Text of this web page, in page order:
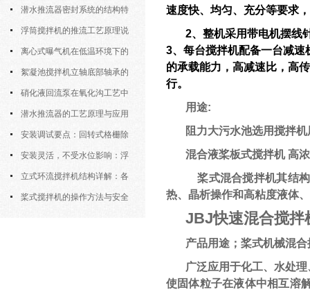
潜水推流器密封系统的结构特
点与渗漏故障处理
浮筒搅拌机的推流工艺原理说
明 离心式曝气机在低温环境下的
运行特性与防冻措施
絮凝池搅拌机立轴底部轴承的
密封防水与免维护设计
硝化液回流泵在氧化沟工艺中
的布置位置对回流效果的影响
潜水推流器的工艺原理与应用
逻辑安装调试要点：回转式格栅除
污机的土建配合要求与水平度校准
安装灵活，不受水位影响：浮
筒式曝气机的结构优势与适用场景
立式环流搅拌机结构详解：各
部件的功能与协同
桨式搅拌机的操作方法与安全
速度快、均匀、充分等要求
2、整机采用带电机摆线
3、每台搅拌机配备一台减
的承载能力，高减速比，高
行。
用途:
阻力大污水池选用搅拌
混合液桨板式搅拌机 高
桨式混合搅拌机其结构
热、晶析操作和高粘度液体
JBJ快速混合搅拌
产品用途；桨式机械混合
广泛应用于化工、水处
使固体粒子在液体中相互溶